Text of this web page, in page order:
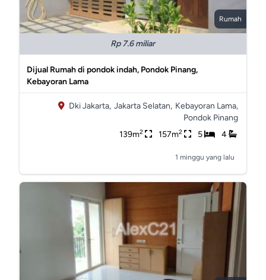
Rumah
Rp 7.6 miliar
Dijual Rumah di pondok indah, Pondok Pinang,
Kebayoran Lama
Dki Jakarta, Jakarta Selatan, Kebayoran Lama,
Pondok Pinang
139m2 157m2 5 4
1 minggu yang lalu